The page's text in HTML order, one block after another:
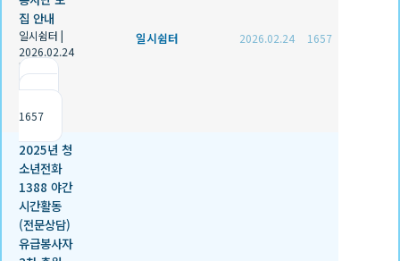
집 안내
일시쉼터 |
2026.02.24
|
1657
일시쉼터 2026.02.24 1657
2025년 청
소년전화
1388 야간
시간활동
(전문상담)
유급봉사자